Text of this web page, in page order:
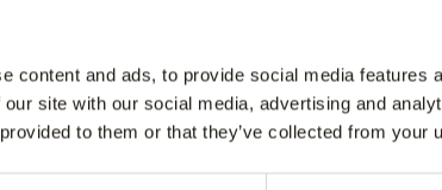
content and ads, to provide social media features
site with our social media, advertising and
to them or that they’ve collected from your
producten
performance
Jaipur women
pant